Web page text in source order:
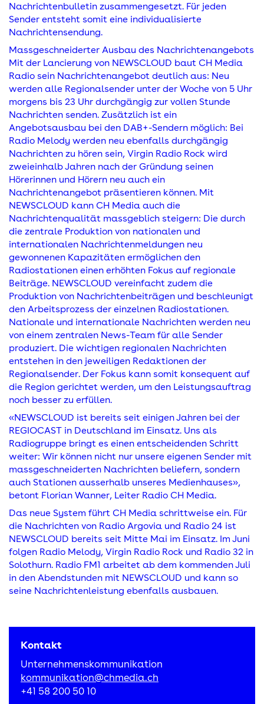
Nachrichtenbulletin zusammengesetzt. Für jeden
Sender entsteht somit eine individualisierte
Nachrichtensendung.
Massgeschneiderter Ausbau des Nachrichtenangebots
Mit der Lancierung von NEWSCLOUD baut CH Media
Radio sein Nachrichtenangebot deutlich aus: Neu
werden alle Regionalsender unter der Woche von 5 Uhr
morgens bis 23 Uhr durchgängig zur vollen Stunde
Nachrichten senden. Zusätzlich ist ein
Angebotsausbau bei den DAB+-Sendern möglich: Bei
Radio Melody werden neu ebenfalls durchgängig
Nachrichten zu hören sein, Virgin Radio Rock wird
zweieinhalb Jahren nach der Gründung seinen
Hörerinnen und Hörern neu auch ein
Nachrichtenangebot präsentieren können. Mit
NEWSCLOUD kann CH Media auch die
Nachrichtenqualität massgeblich steigern: Die durch
die zentrale Produktion von nationalen und
internationalen Nachrichtenmeldungen neu
gewonnenen Kapazitäten ermöglichen den
Radiostationen einen erhöhten Fokus auf regionale
Beiträge. NEWSCLOUD vereinfacht zudem die
Produktion von Nachrichtenbeiträgen und beschleunigt
den Arbeitsprozess der einzelnen Radiostationen.
Nationale und internationale Nachrichten werden neu
von einem zentralen News-Team für alle Sender
produziert. Die wichtigen regionalen Nachrichten
entstehen in den jeweiligen Redaktionen der
Regionalsender. Der Fokus kann somit konsequent auf
die Region gerichtet werden, um den Leistungsauftrag
noch besser zu erfüllen.
«NEWSCLOUD ist bereits seit einigen Jahren bei der
REGIOCAST in Deutschland im Einsatz. Uns als
Radiogruppe bringt es einen entscheidenden Schritt
weiter: Wir können nicht nur unsere eigenen Sender mit
massgeschneiderten Nachrichten beliefern, sondern
auch Stationen ausserhalb unseres Medienhauses»,
betont Florian Wanner, Leiter Radio CH Media.
Das neue System führt CH Media schrittweise ein. Für
die Nachrichten von Radio Argovia und Radio 24 ist
NEWSCLOUD bereits seit Mitte Mai im Einsatz. Im Juni
folgen Radio Melody, Virgin Radio Rock und Radio 32 in
Solothurn. Radio FM1 arbeitet ab dem kommenden Juli
in den Abendstunden mit NEWSCLOUD und kann so
seine Nachrichtenleistung ebenfalls ausbauen.
Kontakt
Unternehmenskommunikation
kommunikation@chmedia.ch
+41 58 200 50 10